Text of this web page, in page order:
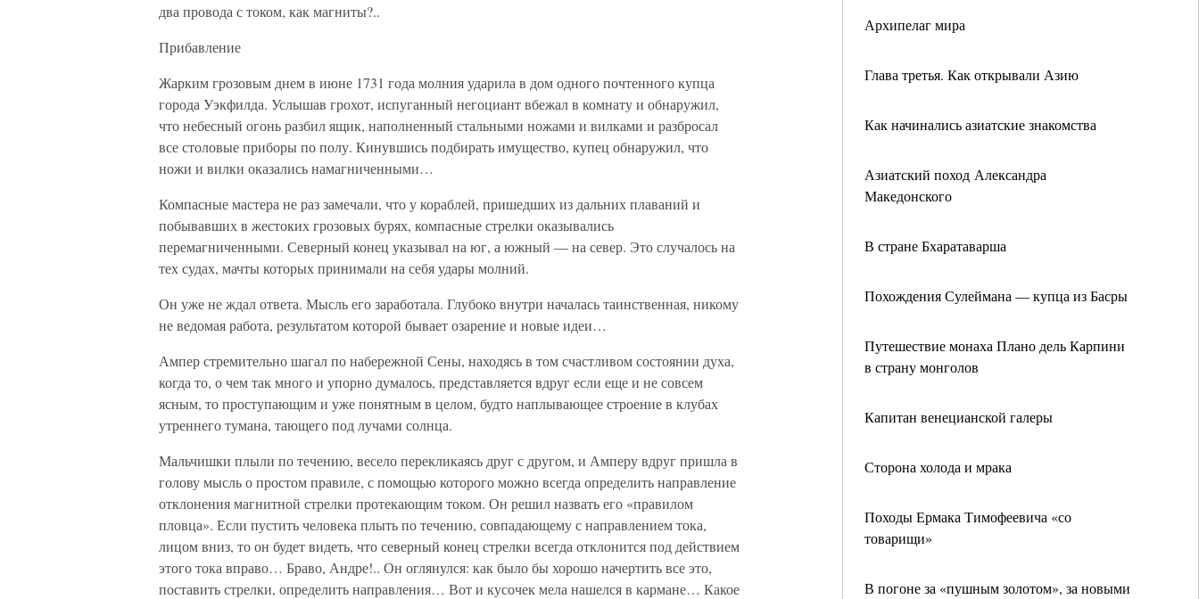
Архипелаг мира
Глава третья. Как открывали Азию
Как начинались азиатские знакомства
Азиатский поход Александра
Македонского
В стране Бхаратаварша
Похождения Сулеймана — купца из Басры
Путешествие монаха Плано дель Карпини
в страну монголов
Капитан венецианской галеры
Сторона холода и мрака
Походы Ермака Тимофеевича «со
товарищи»
В погоне за «пушным золотом», за новыми
два провода с током, как магниты?..
Прибавление
Жарким грозовым днем в июне 1731 года молния ударила в дом одного почтенного купца
города Уэкфилда. Услышав грохот, испуганный негоциант вбежал в комнату и обнаружил,
что небесный огонь разбил ящик, наполненный стальными ножами и вилками и разбросал
все столовые приборы по полу. Кинувшись подбирать имущество, купец обнаружил, что
ножи и вилки оказались намагниченными…
Компасные мастера не раз замечали, что у кораблей, пришедших из дальних плаваний и
побывавших в жестоких грозовых бурях, компасные стрелки оказывались
перемагниченными. Северный конец указывал на юг, а южный — на север. Это случалось на
тех судах, мачты которых принимали на себя удары молний.
Он уже не ждал ответа. Мысль его заработала. Глубоко внутри началась таинственная, никому
не ведомая работа, результатом которой бывает озарение и новые идеи…
Ампер стремительно шагал по набережной Сены, находясь в том счастливом состоянии духа,
когда то, о чем так много и упорно думалось, представляется вдруг если еще и не совсем
ясным, то проступающим и уже понятным в целом, будто наплывающее строение в клубах
утреннего тумана, тающего под лучами солнца.
Мальчишки плыли по течению, весело перекликаясь друг с другом, и Амперу вдруг пришла в
голову мысль о простом правиле, с помощью которого можно всегда определить направление
отклонения магнитной стрелки протекающим током. Он решил назвать его «правилом
пловца». Если пустить человека плыть по течению, совпадающему с направлением тока,
лицом вниз, то он будет видеть, что северный конец стрелки всегда отклонится под действием
этого тока вправо… Браво, Андре!.. Он оглянулся: как было бы хорошо начертить все это,
поставить стрелки, определить направления… Вот и кусочек мела нашелся в кармане… Какое